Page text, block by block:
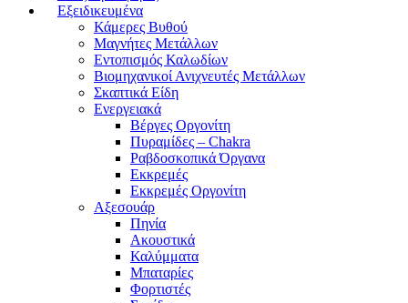
Εξειδικευμένα
Κάμερες Βυθού
Μαγνήτες Μετάλλων
Εντοπισμός Καλωδίων
Βιομηχανικοί Ανιχνευτές Μετάλλων
Σκαπτικά Είδη
Ενεργειακά
Βέργες Οργονίτη
Πυραμίδες – Chakra
Ραβδοσκοπικά Όργανα
Εκκρεμές
Εκκρεμές Οργονίτη
Αξεσουάρ
Πηνία
Ακουστικά
Καλύμματα
Μπαταρίες
Φορτιστές